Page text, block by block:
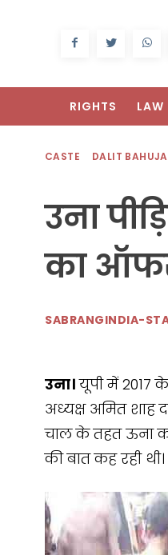
RIGHTS LAW
CASTE DALIT
उना
का
SABRANGINDIA-
उना।यूपी में 2017
अध्यक्ष अमित शाह
चाल के तहत ऊना
की बात कह रही